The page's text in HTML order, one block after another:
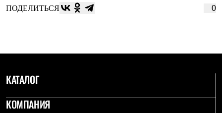
Куртки
Брюки
Толстовки
Теплое термобелье
Легкое термобелье
Флисовая одежда
ПОДЕЛИТЬСЯ 0
КАТАЛОГ
КОМПАНИЯ